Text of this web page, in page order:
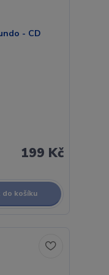
199 Kč
do košíku